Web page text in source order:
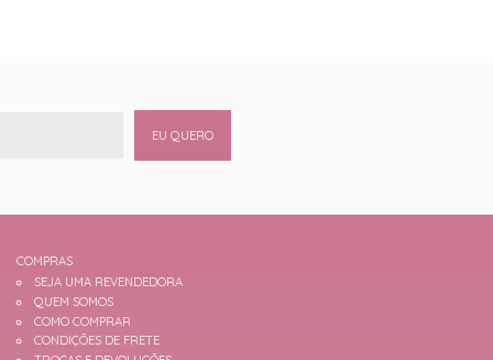
EU QUERO
COMPRAS
SEJA UMA REVENDEDORA
QUEM SOMOS
COMO COMPRAR
CONDIÇÕES DE FRETE